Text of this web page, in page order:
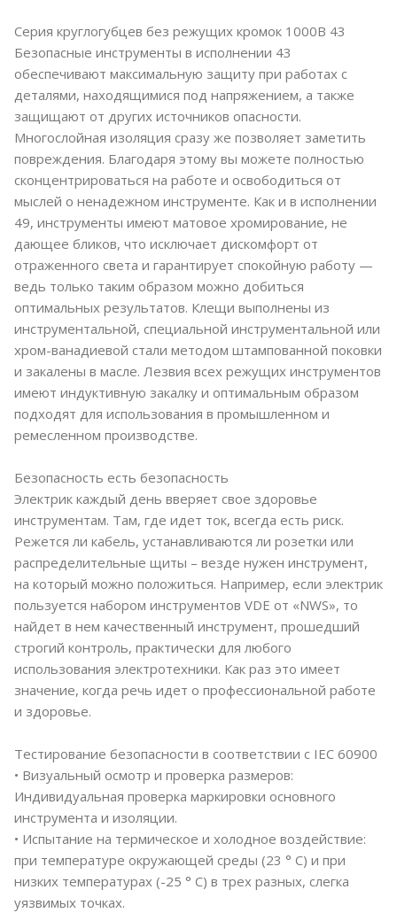
Серия круглогубцев без режущих кромок 1000В 43
Безопасные инструменты в исполнении 43
обеспечивают максимальную защиту при работах с
деталями, находящимися под напряжением, а также
защищают от других источников опасности.
Многослойная изоляция сразу же позволяет заметить
повреждения. Благодаря этому вы можете полностью
сконцентрироваться на работе и освободиться от
мыслей о ненадежном инструменте. Как и в исполнении
49, инструменты имеют матовое хромирование, не
дающее бликов, что исключает дискомфорт от
отраженного света и гарантирует спокойную работу —
ведь только таким образом можно добиться
оптимальных результатов. Клещи выполнены из
инструментальной, специальной инструментальной или
хром-ванадиевой стали методом штампованной поковки
и закалены в масле. Лезвия всех режущих инструментов
имеют индуктивную закалку и оптимальным образом
подходят для использования в промышленном и
ремесленном производстве.
Безопасность есть безопасность
Электрик каждый день вверяет свое здоровье
инструментам. Там, где идет ток, всегда есть риск.
Режется ли кабель, устанавливаются ли розетки или
распределительные щиты – везде нужен инструмент,
на который можно положиться. Например, если электрик
пользуется набором инструментов VDE от «NWS», то
найдет в нем качественный инструмент, прошедший
строгий контроль, практически для любого
использования электротехники. Как раз это имеет
значение, когда речь идет о профессиональной работе
и здоровье.
Тестирование безопасности в соответствии с IEC 60900
• Визуальный осмотр и проверка размеров:
Индивидуальная проверка маркировки основного
инструмента и изоляции.
• Испытание на термическое и холодное воздействие:
при температуре окружающей среды (23 ° C) и при
низких температурах (-25 ° C) в трех разных, слегка
уязвимых точках.